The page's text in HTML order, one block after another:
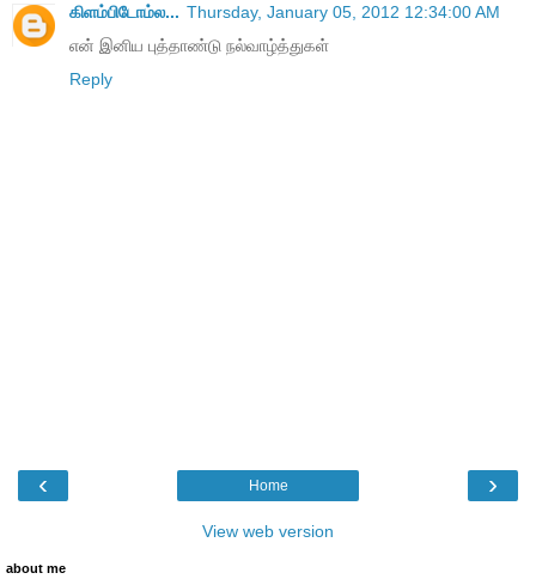
கிளம்பிடோம்ல... Thursday, January 05, 2012 12:34:00 AM
என் இனிய புத்தாண்டு நல்வாழ்த்துகள்
Reply
‹ ›
Home
View web version
about me